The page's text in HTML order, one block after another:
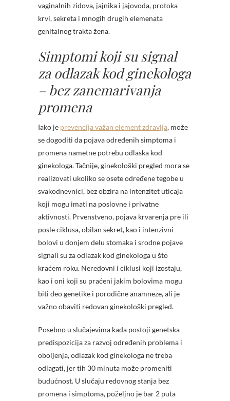
vaginalnih zidova, jajnika i jajovoda, protoka
krvi, sekreta i mnogih drugih elemenata
genitalnog trakta žena.
Simptomi koji su signal
za odlazak kod ginekologa
– bez zanemarivanja
promena
Iako je prevencija važan element zdravlja, može
se dogoditi da pojava određenih simptoma i
promena nametne potrebu odlaska kod
ginekologa. Tačnije, ginekološki pregled mora se
realizovati ukoliko se osete određene tegobe u
svakodnevnici, bez obzira na intenzitet uticaja
koji mogu imati na poslovne i privatne
aktivnosti. Prvenstveno, pojava krvarenja pre ili
posle ciklusa, obilan sekret, kao i intenzivni
bolovi u donjem delu stomaka i srodne pojave
signali su za odlazak kod ginekologa u što
kraćem roku. Neredovni i ciklusi koji izostaju,
kao i oni koji su praćeni jakim bolovima mogu
biti deo genetike i porodične anamneze, ali je
važno obaviti redovan ginekološki pregled.
Posebno u slučajevima kada postoji genetska
predispozicija za razvoj određenih problema i
oboljenja, odlazak kod ginekologa ne treba
odlagati, jer tih 30 minuta može promeniti
budućnost. U slučaju redovnog stanja bez
promena i simptoma, poželjno je bar 2 puta